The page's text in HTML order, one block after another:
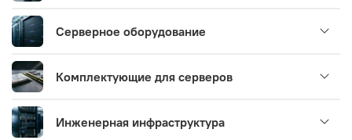
Серверное оборудование
Комплектующие для серверов
Инженерная инфраструктура